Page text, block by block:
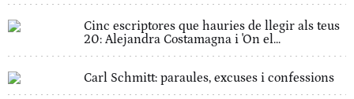
Cinc escriptores que hauries de llegir als teus
20: Alejandra Costamagna i 'On el...
Carl Schmitt: paraules, excuses i confessions